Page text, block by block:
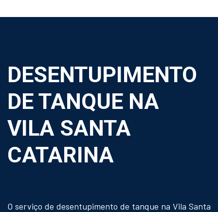
DESENTUPIMENTO
DE TANQUE NA
VILA SANTA
CATARINA
O serviço de desentupimento de tanque na Vila Santa